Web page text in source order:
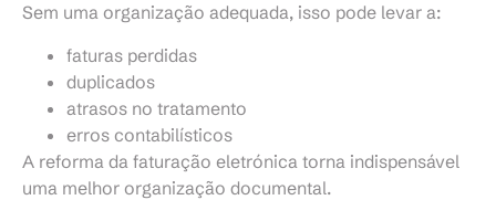
Sem uma organização adequada, isso pode levar a:
faturas perdidas
duplicados
atrasos no tratamento
erros contabilísticos
A reforma da faturação eletrónica torna indispensável
uma melhor organização documental.